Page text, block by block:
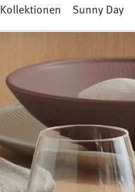
Kollektionen Sunny Day